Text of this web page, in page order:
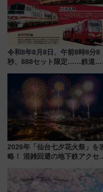
令和8年8月8日、午前8時8分8
秒、888セット限定……鉄道各
2026年「仙台七夕花火祭」を
略！ 混雑回避の地下鉄アクセ
火前に楽しむ仙台観光ルートま
で解説！